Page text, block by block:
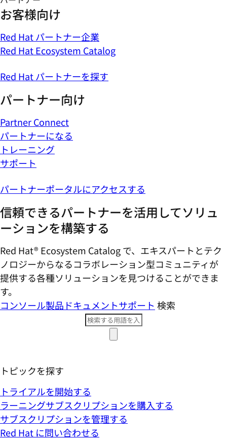
お客様向け
Red Hat パートナー企業
Red Hat Ecosystem Catalog
Red Hat パートナーを探す
パートナー向け
Partner Connect
パートナーになる
トレーニング
サポート
パートナーポータルにアクセスする
信頼できるパートナーを活用してソリュ
ーションを構築する
Red Hat® Ecosystem Catalog で、エキスパートとテク
ノロジーからなるコラボレーション型コミ​ュニティが
提供する各種ソリューションを見つけることができま
す。
コンソール製品ドキュメントサポート 検索
トピックを探す
トライアルを開始する
ラーニングサブスクリプションを購入する
サブスクリプションを管理する
Red Hat に問い合わせる